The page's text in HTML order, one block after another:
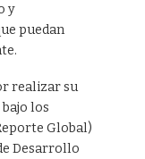
y
puedan
realizar su
los
Global)
Desarrollo